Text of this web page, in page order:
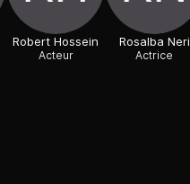
Robert Hossein
Acteur
Rosalba Neri
Actrice